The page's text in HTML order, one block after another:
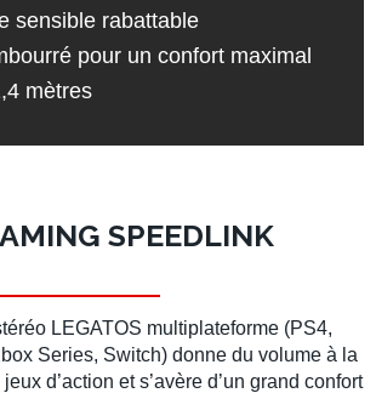
sensible rabattable
pour un confort maximal
mètres
SPEEDLINK
LEGATOS multiplateforme (PS4,
Series, Switch) donne du volume à la
d’action et s’avère d’un grand confort